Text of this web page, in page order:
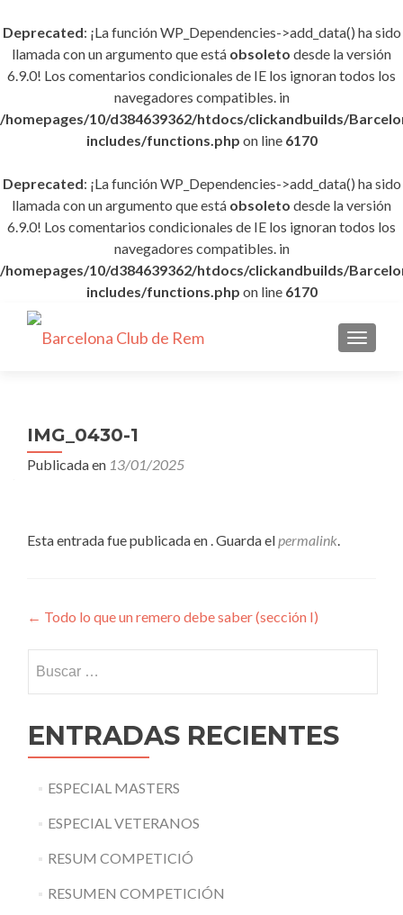
Deprecated: ¡La función WP_Dependencies->add_data() ha sido
llamada con un argumento que está obsoleto desde la versión
6.9.0! Los comentarios condicionales de IE los ignoran todos los
navegadores compatibles. in
/homepages/10/d384639362/htdocs/clickandbuilds/
includes/functions.php on line 6170
Deprecated: ¡La función WP_Dependencies->add_data() ha sido
llamada con un argumento que está obsoleto desde la versión
6.9.0! Los comentarios condicionales de IE los ignoran todos los
navegadores compatibles. in
/homepages/10/d384639362/htdocs/clickandbuilds/
includes/functions.php on line 6170
IMG_0430-1
Publicada en 13/01/2025
Esta entrada fue publicada en . Guarda elpermalink.
Navegación
de
entradas
← Todo lo que un remero debe saber (sección I)
ENTRADAS RECIENTES
ESPECIAL MASTERS
ESPECIAL VETERANOS
RESUM COMPETICIÓ
RESUMEN COMPETICIÓN